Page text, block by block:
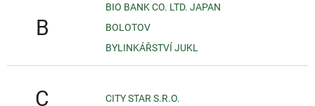
B
BIO BANK CO. LTD. JAPAN
BOLOTOV
BYLINKÁŘSTVÍ JUKL
C CITY STAR S.R.O.